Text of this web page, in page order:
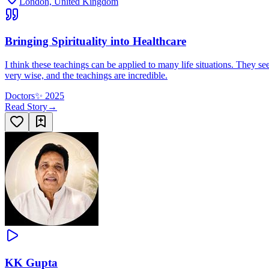
Bringing Spirituality into Healthcare
I think these teachings can be applied to many life situations. They
very wise, and the teachings are incredible.
Doctors✨ 2025
Read Story→
KK Gupta